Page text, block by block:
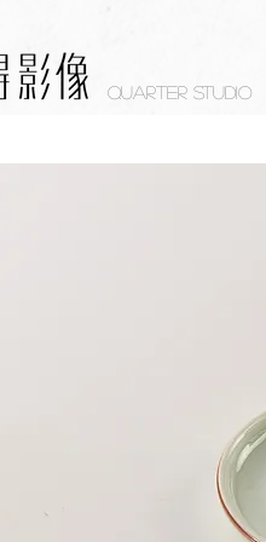
Quarter studio